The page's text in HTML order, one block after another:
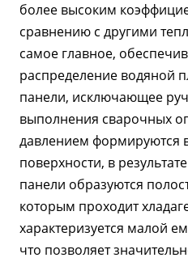
более высоким
сравнению с другими
самое главное,
распределение водяной
панели, исключающее
выполнения сварочных
давлением формируются
поверхности, в
панели образуются
которым проходит
характеризуется малой
что позволяет